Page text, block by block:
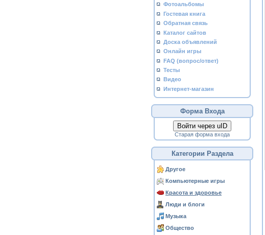
Фотоальбомы
Гостевая книга
Обратная связь
Каталог сайтов
Доска объявлений
Онлайн игры
FAQ (вопрос/ответ)
Тесты
Видео
Интернет-магазин
Форма Входа
Войти через uID
Старая форма входа
Категории Раздела
Другое
Компьютерные игры
Красота и здоровье
Люди и блоги
Музыка
Общество